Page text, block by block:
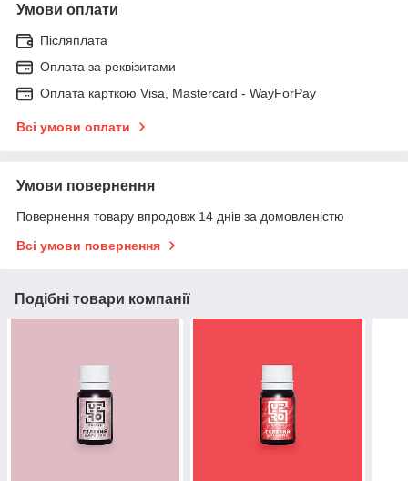
Умови оплати
Післяплата
Оплата за реквізитами
Оплата карткою Visa, Mastercard - WayForPay
Всі умови оплати
Умови повернення
Повернення товару впродовж 14 днів за домовленістю
Всі умови повернення
Подібні товари компанії